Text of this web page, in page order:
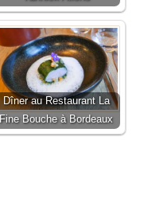
Dîner au Restaurant La
Fine Bouche à Bordeaux